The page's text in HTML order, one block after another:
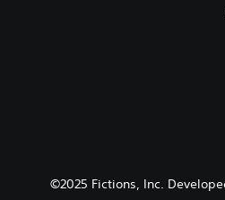
©2025 Fictions, Inc.